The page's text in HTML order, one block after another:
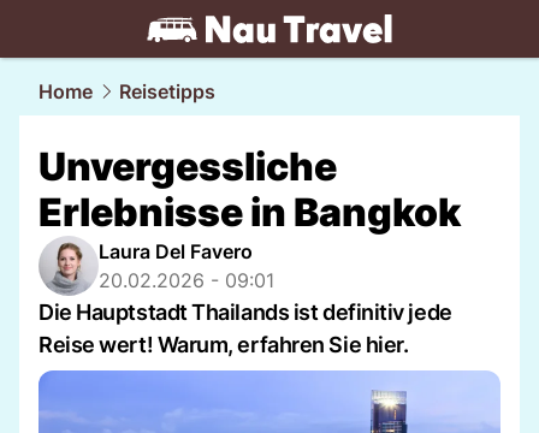
travel.NAU.ch
Home Reisetipps
Unvergessliche
Erlebnisse in Bangkok
Laura Del Favero
20.02.2026 - 09:01
Die Hauptstadt Thailands ist definitiv jede
Reise wert! Warum, erfahren Sie hier.